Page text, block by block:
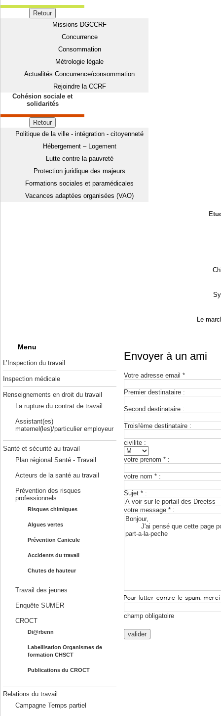
Retour
Missions DGCCRF
Concurrence
Consommation
Métrologie légale
Actualités Concurrence/consommation
Rejoindre la CCRF
Cohésion sociale et
solidarités
Retour
Politique de la ville - intégration - citoyenneté
Hébergement – Logement
Lutte contre la pauvreté
Protection juridique des majeurs
Formations sociales et paramédicales
Vacances adaptées organisées (VAO)
Le
Menu
L’Inspection du travail
Inspection médicale
Renseignements en droit du travail
La rupture du contrat de travail
Assistant(es)
maternel(les)/particulier employeur
Santé et sécurité au travail
Plan régional Santé - Travail
Acteurs de la santé au travail
Prévention des risques
professionnels
Risques chimiques
Algues vertes
Prévention Canicule
Accidents du travail
Chutes de hauteur
Travail des jeunes
Enquête SUMER
CROCT
Di@rbenn
Labellisation Organismes de
formation CHSCT
Publications du CROCT
Relations du travail
Campagne Temps partiel
Envoyer à un ami
Votre adresse email *
Premier destinataire :
Second destinataire :
Trois!ème destinataire :
civilite :
votre prenom * :
votre nom * :
Sujet * :
votre message * :
champ obligatoire